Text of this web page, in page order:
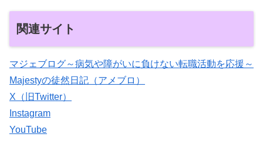
関連サイト
マジェブログ～病気や障がいに負けない転職活動を応援～
Majestyの徒然日記（アメブロ）
X（旧Twitter）
Instagram
YouTube